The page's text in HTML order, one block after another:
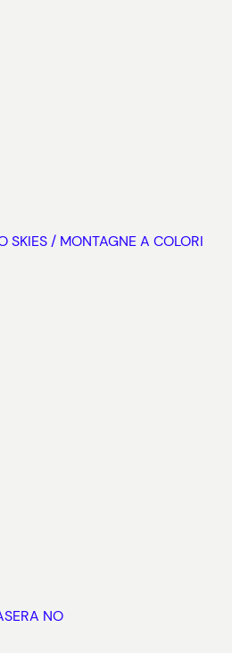
SKIES / MONTAGNE A COLORI
NO